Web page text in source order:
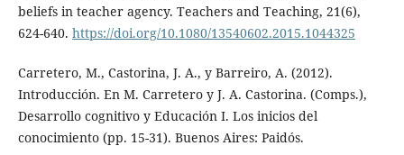
beliefs in teacher agency. Teachers and Teaching, 21(6),
624-640. https://doi.org/10.1080/13540602.2015.1044325
Carretero, M., Castorina, J. A., y Barreiro, A. (2012).
Introducción. En M. Carretero y J. A. Castorina. (Comps.),
Desarrollo cognitivo y Educación I. Los inicios del
conocimiento (pp. 15-31). Buenos Aires: Paidós.